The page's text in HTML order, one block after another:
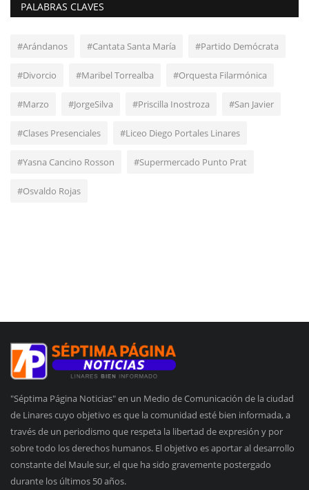
PALABRAS CLAVES
#Arándanos #Cantata Santa María #Partido Demócrata
#Divorcio #Maribel Torrealba #Orquesta Filarmónica
#Marzo #JorgeSilva #Priscilla Inostroza #San Javier
#Clases Presenciales #Liceo Diego Portales Linares
#Yasna Cancino Rosson #Supermercado Punto Prat
#Osvaldo Rojas
"Séptima Página Noticias" en un Medio de Comunicación de la ciudad
de Linares cuyo objetivo es que la comunidad esté bien informada, a
través de un periodismo que respeta la libertad de expresión y por
sobre todo los derechos humanos. El objetivo es aportar al desarrollo
constante del Maule sur, el que ha sido gravemente postergado
durante los últimos 50 años.